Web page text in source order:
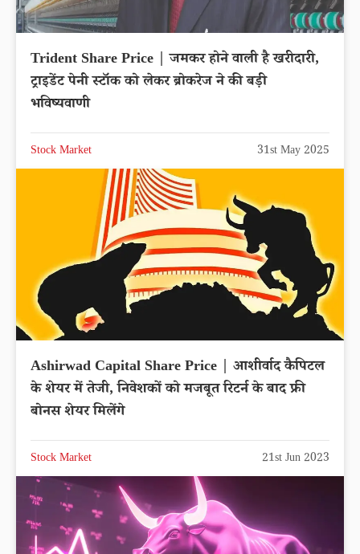
Trident Share Price | जमकर होने वाली है खरीदारी,
ट्राइडेंट पेनी स्टॉक को लेकर ब्रोकरेज ने की बड़ी
भविष्यवाणी
Stock Market 31st May 2025
Ashirwad Capital Share Price | आशीर्वाद कैपिटल
के शेयर में तेजी, निवेशकों को मजबूत रिटर्न के बाद फ्री
बोनस शेयर मिलेंगे
Stock Market 21st Jun 2023